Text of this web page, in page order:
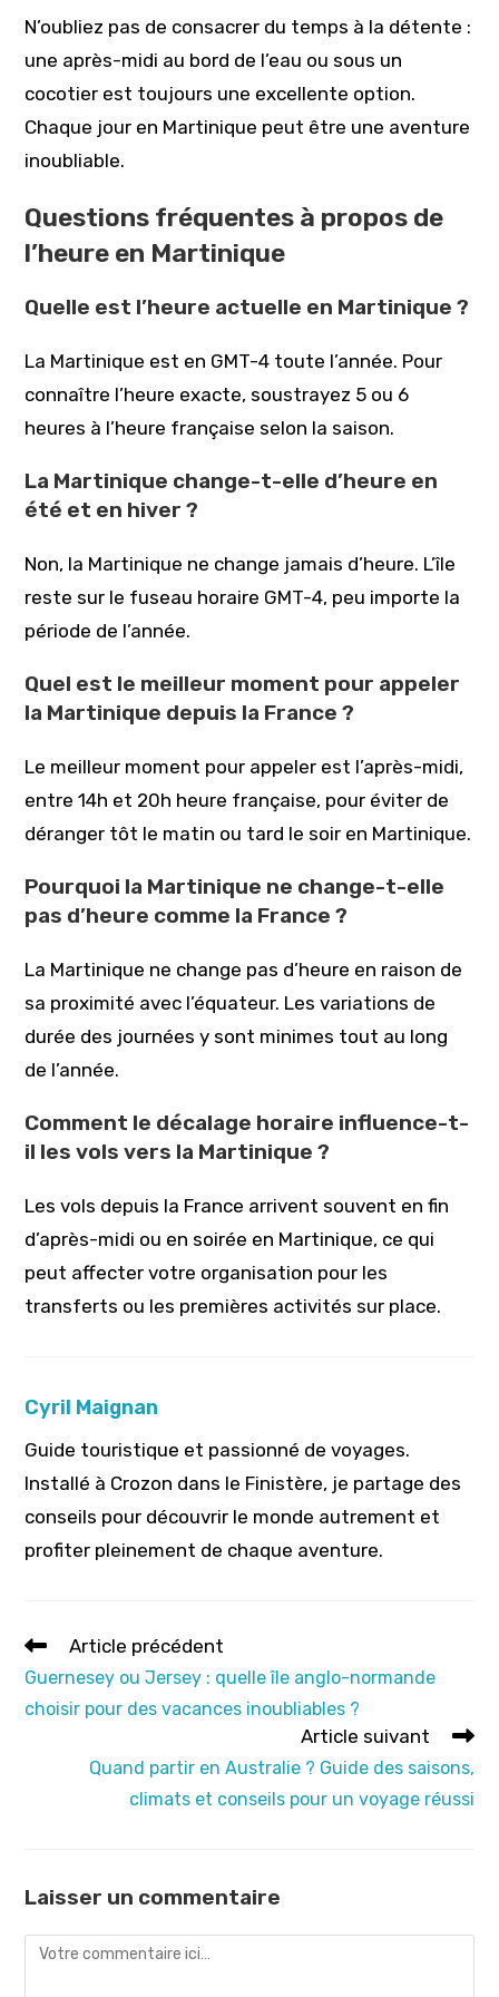
N’oubliez pas de consacrer du temps à la détente :
une après-midi au bord de l’eau ou sous un
cocotier est toujours une excellente option.
Chaque jour en Martinique peut être une aventure
inoubliable.
Questions fréquentes à propos de
l’heure en Martinique
Quelle est l’heure actuelle en Martinique ?
La Martinique est en GMT-4 toute l’année. Pour
connaître l’heure exacte, soustrayez 5 ou 6
heures à l’heure française selon la saison.
La Martinique change-t-elle d’heure en
été et en hiver ?
Non, la Martinique ne change jamais d’heure. L’île
reste sur le fuseau horaire GMT-4, peu importe la
période de l’année.
Quel est le meilleur moment pour appeler
la Martinique depuis la France ?
Le meilleur moment pour appeler est l’après-midi,
entre 14h et 20h heure française, pour éviter de
déranger tôt le matin ou tard le soir en Martinique.
Pourquoi la Martinique ne change-t-elle
pas d’heure comme la France ?
La Martinique ne change pas d’heure en raison de
sa proximité avec l’équateur. Les variations de
durée des journées y sont minimes tout au long
de l’année.
Comment le décalage horaire influence-t-
il les vols vers la Martinique ?
Les vols depuis la France arrivent souvent en fin
d’après-midi ou en soirée en Martinique, ce qui
peut affecter votre organisation pour les
transferts ou les premières activités sur place.
Cyril Maignan
Guide touristique et passionné de voyages.
Installé à Crozon dans le Finistère, je partage des
conseils pour découvrir le monde autrement et
profiter pleinement de chaque aventure.
Read
articles
Article précédent
Guernesey ou Jersey : quelle île anglo-normande
choisir pour des vacances inoubliables ?
Article suivant
Quand partir en Australie ? Guide des saisons,
climats et conseils pour un voyage réussi
Laisser un commentaire
Comment